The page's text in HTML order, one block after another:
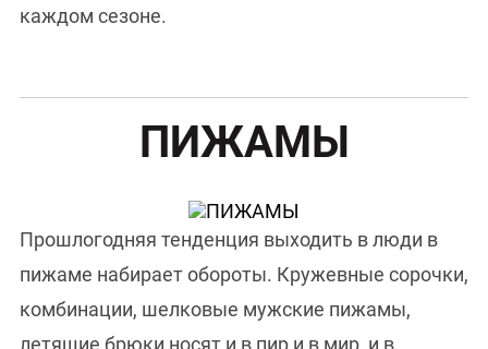
каждом сезоне.
ПИЖАМЫ
Прошлогодняя тенденция выходить в люди в
пижаме набирает обороты. Кружевные сорочки,
комбинации, шелковые мужские пижамы,
летящие брюки носят и в пир и в мир, и в